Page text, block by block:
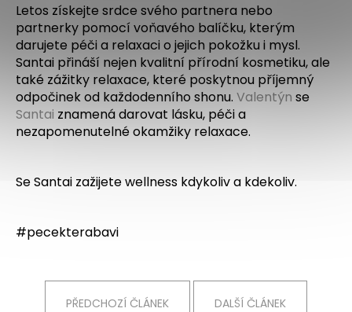
Letos získejte srdce svého partnera nebo
partnerky pomocí voňavého balíčku, kterým
darujete péči a relaxaci o jejich pokožku i mysl.
Santai přináší nejen kvalitní přírodní kosmetiku, ale
také zážitky relaxace, které poskytnou příjemný
odpočinek od každodenního shonu. Valentýn se
Santai znamená darovat lásku, péči a
nezapomenutelné okamžiky relaxace.
Se Santai zažijete wellness kdykoliv a kdekoliv.
#pecekterabavi
PŘEDCHOZÍ ČLÁNEK DALŠÍ ČLÁNEK